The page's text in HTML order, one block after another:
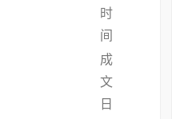
时
间
成
文
日